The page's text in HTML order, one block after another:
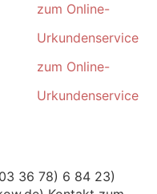
zum Online-
Urkundenservice
zum Online-
Urkundenservice
)